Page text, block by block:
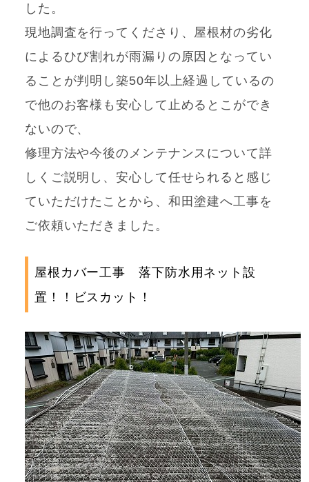
した。
現地調査を行ってくださり、屋根材の劣化
によるひび割れが雨漏りの原因となってい
ることが判明し築50年以上経過しているの
で他のお客様も安心して止めるとこができ
ないので、
修理方法や今後のメンテナンスについて詳
しくご説明し、安心して任せられると感じ
ていただけたことから、和田塗建へ工事を
ご依頼いただきました。
屋根カバー工事 落下防水用ネット設
置！！ビスカット！